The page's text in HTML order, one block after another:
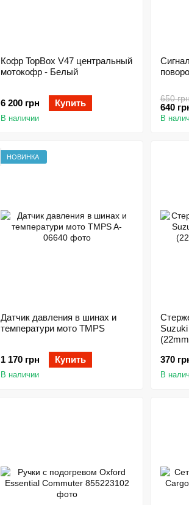
Кофр TopBox V47 центральный
мотокофр - Белый
6 200 грн Купить
В наличии
650
640
В
НОВИНКА
Датчик давления в шинах и
температури мото TMPS
1 170 грн Купить
В наличии
370
В